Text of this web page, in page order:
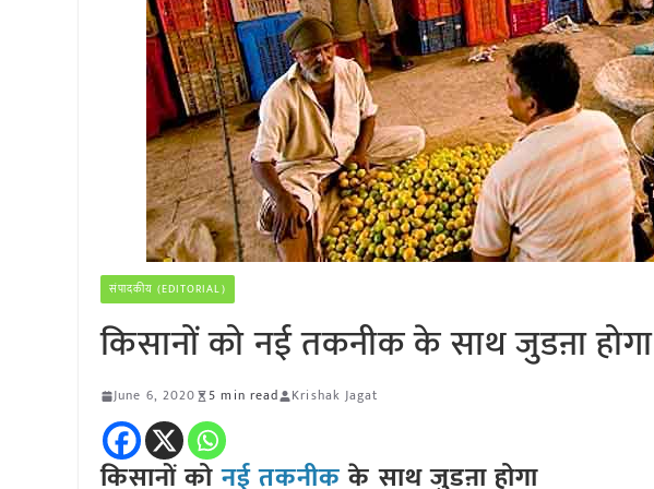
संपादकीय (EDITORIAL)
किसानों को नई तकनीक के साथ जुडऩा होगा
June 6, 2020 5 min read Krishak Jagat
किसानों कोनई तकनीकके साथ जुडऩा होगा